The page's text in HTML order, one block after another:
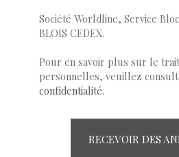
Société Worldline, Service
BLOIS CEDEX.
Pour en savoir plus sur le
personnelles, veuillez
confidentialité.
RECEVOIR DES